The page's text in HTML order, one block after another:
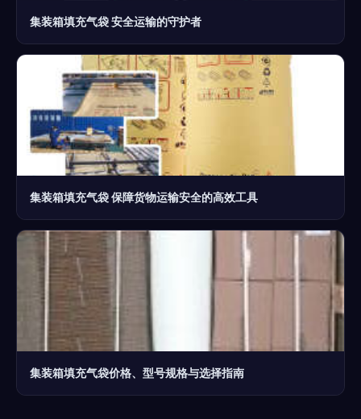
集装箱填充气袋 安全运输的守护者
集装箱填充气袋 保障货物运输安全的高效工具
集装箱填充气袋价格、型号规格与选择指南